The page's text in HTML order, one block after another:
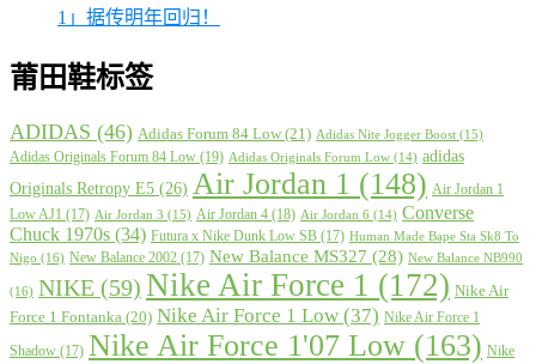
1」据传明年回归！
莆田鞋标签
ADIDAS (46) Adidas Forum 84 Low (21) Adidas Nite Jogger Boost (15)
Adidas Originals Forum 84 Low (19) Adidas Originals Forum Low (14) adidas
Originals Retropy E5 (26) Air Jordan 1 (148) Air Jordan 1
Low AJ1 (17) Air Jordan 3 (15) Air Jordan 4 (18) Air Jordan 6 (14) Converse
Chuck 1970s (34) Futura x Nike Dunk Low SB (17) Human Made Bape Sta Sk8 To
Nigo (16) New Balance 2002 (17) New Balance MS327 (28) New Balance NB990
(16) NIKE (59) Nike Air Force 1 (172) Nike Air
Force 1 Fontanka (20) Nike Air Force 1 Low (37) Nike Air Force 1
Shadow (17) Nike Air Force 1'07 Low (163) Nike